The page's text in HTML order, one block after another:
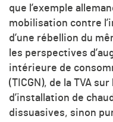
que l’exemple
mobilisation contre
d’une rébellion du
les perspectives
intérieure de
(TICGN), de la TVA
d’installation de
dissuasives, sinon